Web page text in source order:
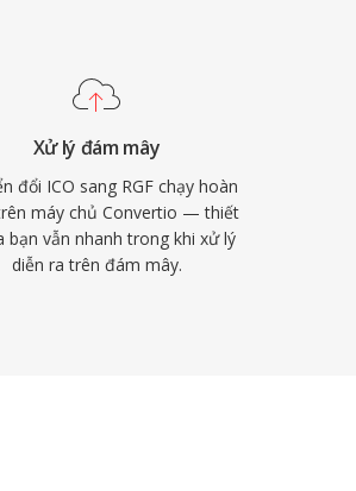
Xử lý đám mây
đổi ICO sang RGF chạy hoàn
máy chủ Convertio — thiết
bạn vẫn nhanh trong khi xử lý
diễn ra trên đám mây.